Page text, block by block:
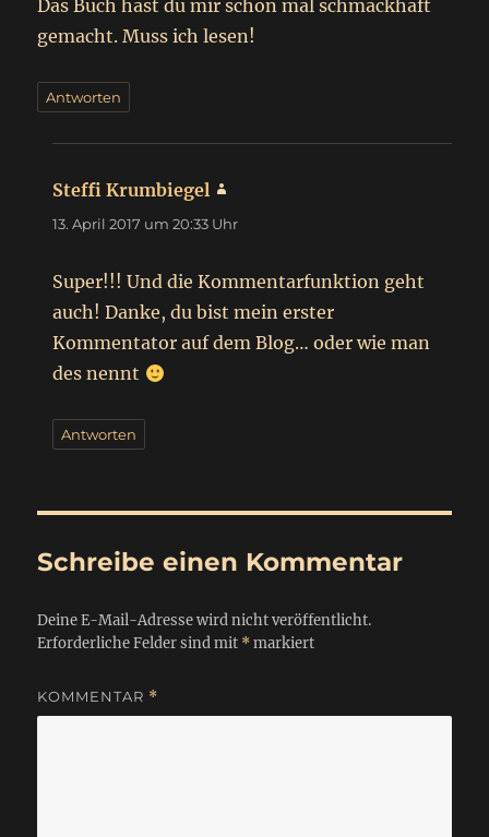
Das Buch hast du mir schon mal schmackhaft
gemacht. Muss ich lesen!
Antworten
Steffi Krumbiegel
13. April 2017 um 20:33 Uhr
Super!!! Und die Kommentarfunktion geht
auch! Danke, du bist mein erster
Kommentator auf dem Blog… oder wie man
des nennt
Antworten
Schreibe einen Kommentar
Deine E-Mail-Adresse wird nicht veröffentlicht.
Erforderliche Felder sind mit *markiert
KOMMENTAR *